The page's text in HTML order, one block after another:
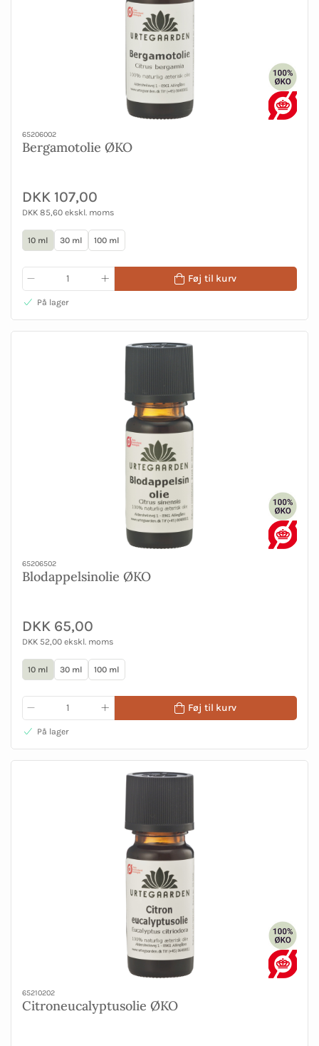
65206002
Bergamotolie ØKO
DKK 107,00
DKK 85,60 ekskl. moms
10 ml 30 ml 100 ml
Føj til kurv
På lager
65206502
Blodappelsinolie ØKO
DKK 65,00
DKK 52,00 ekskl. moms
10 ml 30 ml 100 ml
Føj til kurv
På lager
65210202
Citroneucalyptusolie ØKO